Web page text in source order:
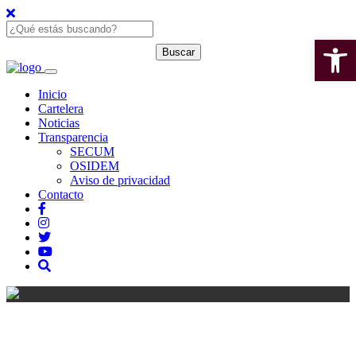
Inicio
Cartelera
Noticias
Transparencia
SECUM
OSIDEM
Aviso de privacidad
Contacto